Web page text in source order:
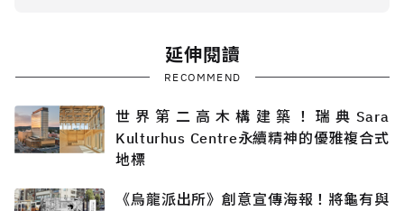
延伸閱讀
RECOMMEND
世界第二高木構建築！瑞典Sara
Kulturhus Centre永續精神的優雅複合式
地標
《烏龍派出所》創意宣傳海報！將龜有與